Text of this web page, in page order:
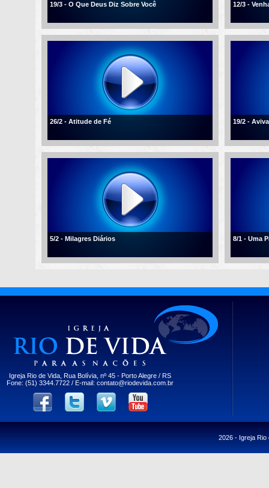
19/3 - O Que Deus Diz Sobre Você 12/3 -
26/2 - Atitude de Fé 19/2 -
5/2 - Milagres Diários 8/1 - Uma
Igreja Rio de Vida, Rua Bolívia, nº 45 - Porto Alegre / RS
Fone: (51) 3344.7722 / E-mail:contato@riodevida.com.br
2026 - Igreja Rio